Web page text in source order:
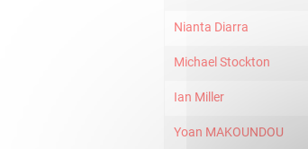
Nianta Diarra
Michael Stockton
Ian Miller
Yoan MAKOUNDOU